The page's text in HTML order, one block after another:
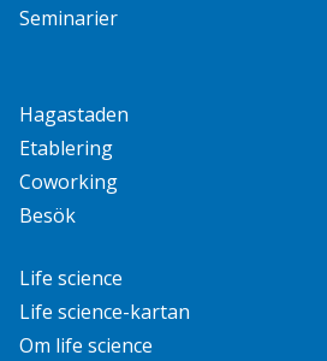
Seminarier
Hagastaden
Etablering
Coworking
Besök
Life science
Life science-kartan
Om life science